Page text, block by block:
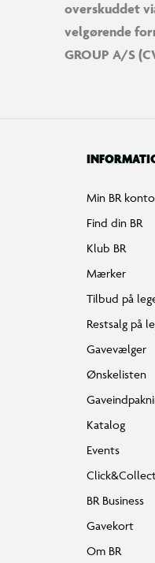
overskuddet
velgørende
GROUP A/S
Min BR
Find din BR
Klub BR
Mærker
Tilbud på
Restsalg på
Gavevælger
Ønskelisten
Katalog
Events
BR Business
Gavekort
Om BR